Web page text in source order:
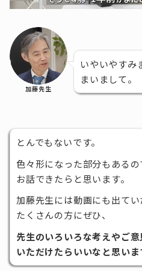
加藤先生
いやいやすみ
まいまして。
とんでもないです。
色々形になった部分もあるの
お話できたらと思います。
加藤先生には動画にも出てい
たくさんの方にぜひ、
先生のいろいろな考えやご意
いただけたらいいなと思いま